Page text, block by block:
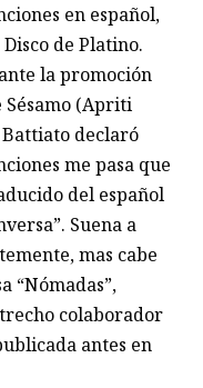
en español,
de Platino.
la promoción
Sésamo (Apriti
declaró
me pasa que
del español
Suena a
mas cabe
“Nómadas”,
colaborador
antes en